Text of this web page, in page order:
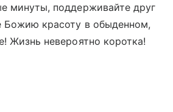
минуты, поддерживайте друг
Божию красоту в обыденном,
Жизнь невероятно коротка!